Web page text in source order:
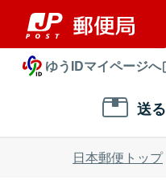
ゆうIDマイページへ
送る
日本郵便トップ